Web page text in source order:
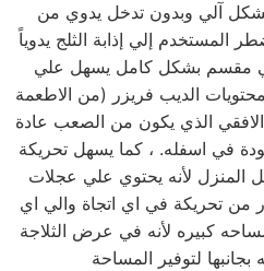
بشكل آلي وبدون تدخل يدوي من
المستخدم إلي إذابة الثلج يدوياً
مقسم بشكل كامل يسهل علي
الديب فريزر (من الاطعمة
الذي يكون من الصعب عادة
في اسفله. ، كما يسهل تحريكة
المنزل لأنه يحتوي علي عجلات
من تحريكة في اي اتجاة والي اي
كبيره لأنه في عرض الثلاجة